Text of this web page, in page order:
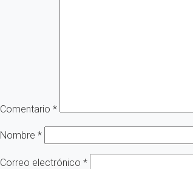
Comentario *
Nombre *
Correo electrónico *